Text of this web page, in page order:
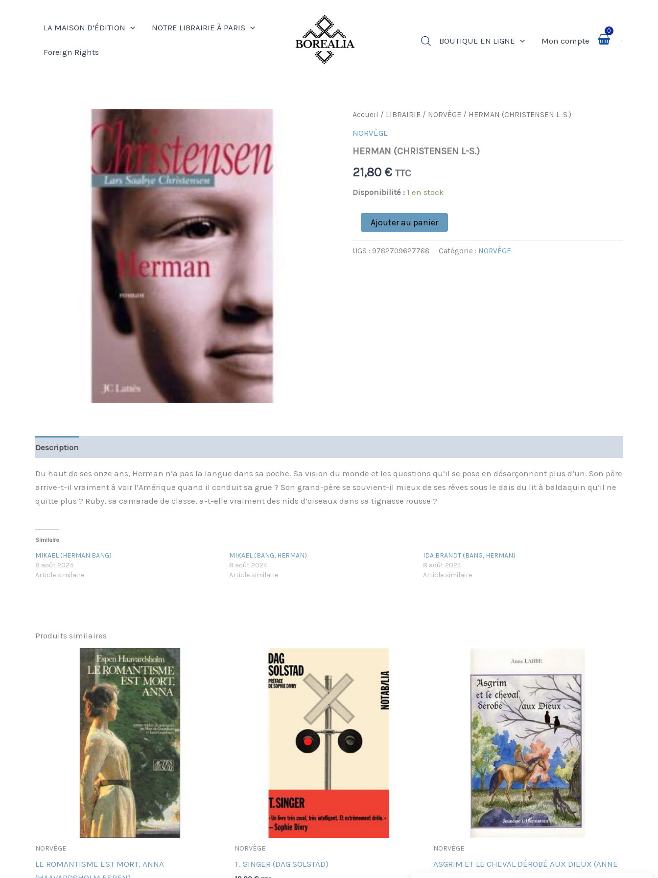
LA MAISON D’ÉDITION NOTRE LIBRAIRIE À PARIS
Foreign Rights
BOUTIQUE EN LIGNE Mon compte
0
Accueil / LIBRAIRIE / NORVÈGE / HERMAN (CHRISTENSEN L-S.)
NORVÈGE
HERMAN (CHRISTENSEN L-S.)
21,80 € TTC
Disponibilité : 1 en stock
quantité
HERMAN
L-
Ajouter au panier
UGS : 9782709627788 Catégorie : NORVÈGE
Description
Du haut de ses onze ans, Herman n’a pas la langue dans sa poche. Sa vision du monde et les questions qu’il se pose en désarçonnent plus d’un. Son père
arrive-t-il vraiment à voir l’Amérique quand il conduit sa grue ? Son grand-père se souvient-il mieux de ses rêves sous le dais du lit à baldaquin qu’il ne
quitte plus ? Ruby, sa camarade de classe, a-t-elle vraiment des nids d’oiseaux dans sa tignasse rousse ?
Similaire
MIKAEL (HERMAN BANG)
8 août 2024
Article similaire
MIKAEL (BANG, HERMAN)
8 août 2024
Article similaire
IDA BRANDT (BANG, HERMAN)
8 août 2024
Article similaire
Produits similaires
NORVÈGE
LE ROMANTISME EST MORT, ANNA
NORVÈGE
T. SINGER (DAG SOLSTAD)
NORVÈGE
ASGRIM ET LE CHEVAL DÉROBÉ AUX DIEUX (ANNE